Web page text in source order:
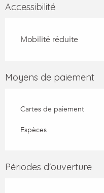
Accessibilité
Mobilité réduite
Moyens de paiement
Cartes de paiement
Espèces
Périodes d'ouverture